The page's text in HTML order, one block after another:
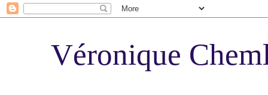
Véronique